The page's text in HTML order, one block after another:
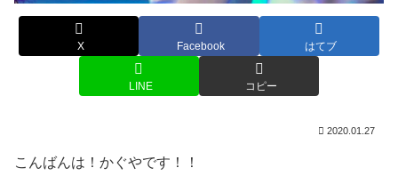
X Facebook はてブ
LINE コピー
2020.01.27
こんばんは！かぐやです！！